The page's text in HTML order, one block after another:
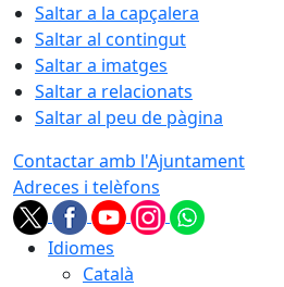
Saltar a la capçalera
Saltar al contingut
Saltar a imatges
Saltar a relacionats
Saltar al peu de pàgina
Contactar amb l'Ajuntament
Adreces i telèfons
Idiomes
Català